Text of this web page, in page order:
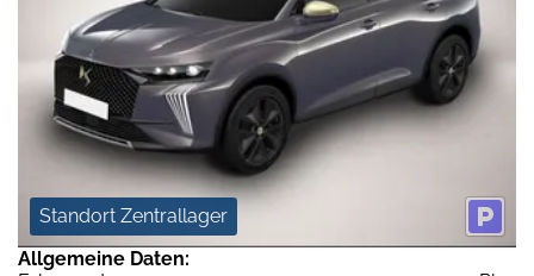
Standort Zentrallager
Allgemeine Daten: